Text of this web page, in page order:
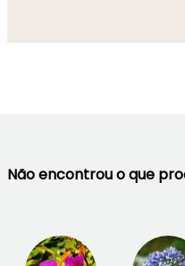
Não encontrou o que